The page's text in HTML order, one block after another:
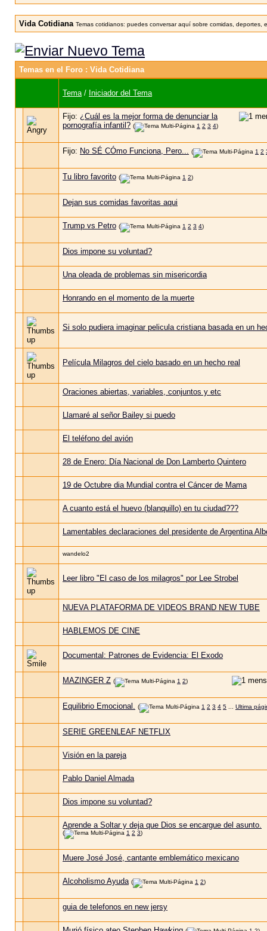
Vida Cotidiana Temas cotidianos: puedes conversar aquí sobre comidas,
Temas en el Foro : Vida Cotidiana
Tema/ Iniciador del Tema
Fijo: ¿Cuál es la mejor forma de denunciar la
pornografía infantil? ( 1 2 3 4)
Fijo: No SÉ CÓmo Funciona, Pero... ( 1 2
Tu libro favorito ( 1 2)
Dejan sus comidas favoritas aqui
Trump vs Petro ( 1 2 3 4)
Dios impone su voluntad?
Una oleada de problemas sin misericordia
Honrando en el momento de la muerte
Si solo pudiera imaginar pelicula cristiana basada en un
Película Milagros del cielo basado en un hecho real
Oraciones abiertas, variables, conjuntos y etc
Llamaré al señor Bailey si puedo
El teléfono del avión
28 de Enero: Día Nacional de Don Lamberto Quintero
19 de Octubre dia Mundial contra el Cáncer de Mama
A cuanto está el huevo (blanquillo) en tu ciudad???
Lamentables declaraciones del presidente de Argentina
wandelo2
Leer libro "El caso de los milagros" por Lee Strobel
NUEVA PLATAFORMA DE VIDEOS BRAND NEW TUBE
HABLEMOS DE CINE
Documental: Patrones de Evidencia: El Exodo
MAZINGER Z ( 1 2)
Equilibrio Emocional. ( 1 2 3 4 5 Ultima
SERIE GREENLEAF NETFLIX
Visión en la pareja
Pablo Daniel Almada
Dios impone su voluntad?
Aprende a Soltar y deja que Dios se encargue del asunto.
( 1 2 3)
Muere José José, cantante emblemático mexicano
Alcoholismo Ayuda ( 1 2)
guia de telefonos en new jersy